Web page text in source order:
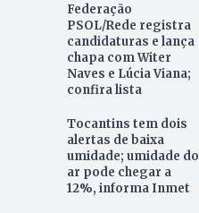
Federação
PSOL/Rede registra
candidaturas e lança
chapa com Witer
Naves e Lúcia Viana;
confira lista
Tocantins tem dois
alertas de baixa
umidade; umidade do
ar pode chegar a
12%, informa Inmet